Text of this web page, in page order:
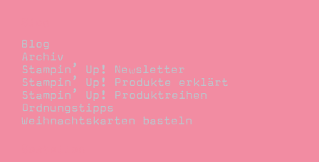
Blog
Archiv
Stampin’ Up! Newsletter
Stampin’ Up! Produkte erklärt
Stampin’ Up! Produktreihen
Ordnungstipps
Weihnachtskarten basteln